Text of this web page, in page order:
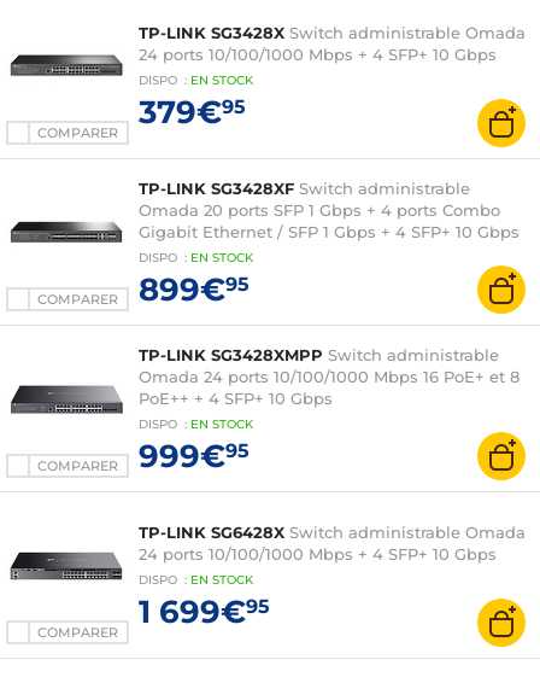
COMPARER
TP-LINK SG3428X Switch administrable Omada
24 ports 10/100/1000 Mbps + 4 SFP+ 10 Gbps
DISPO : EN STOCK
379€95
COMPARER
TP-LINK SG3428XF Switch administrable
Omada 20 ports SFP 1 Gbps + 4 ports Combo
Gigabit Ethernet / SFP 1 Gbps + 4 SFP+ 10 Gbps
DISPO : EN STOCK
899€95
COMPARER
TP-LINK SG3428XMPP Switch administrable
Omada 24 ports 10/100/1000 Mbps 16 PoE+ et 8
PoE++ + 4 SFP+ 10 Gbps
DISPO : EN STOCK
999€95
COMPARER
TP-LINK SG6428X Switch administrable Omada
24 ports 10/100/1000 Mbps + 4 SFP+ 10 Gbps
DISPO : EN STOCK
1 699€95